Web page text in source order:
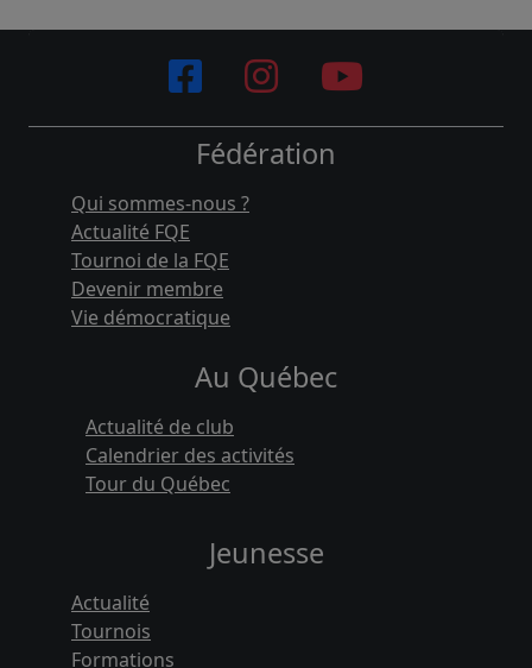
Fédération
Qui sommes-nous ?
Actualité FQE
Tournoi de la FQE
Devenir membre
Vie démocratique
Au Québec
Actualité de club
Calendrier des activités
Tour du Québec
Jeunesse
Actualité
Tournois
Formations